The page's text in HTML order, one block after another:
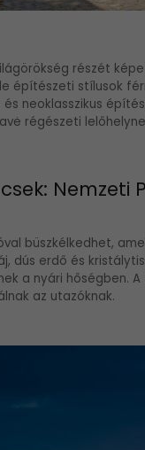
részét
építészeti stílusok
és neoklasszikus
régészeti
Nemzeti
büszkélkedhet,
dús erdő és
a nyári hőségben.
az utazóknak.